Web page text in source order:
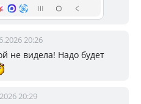
20:26
не видела! Надо будет
20:29